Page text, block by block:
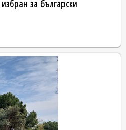
за български